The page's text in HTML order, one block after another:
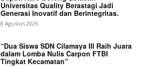
Universitas Quality Berastagi Jadi
Generasi Inovatif dan Berintegritas.
8 Agustus 2026
“Dua Siswa SDN Cilamaya III Raih Juara
dalam Lomba Nulis Carpon FTBI
Tingkat Kecamatan”